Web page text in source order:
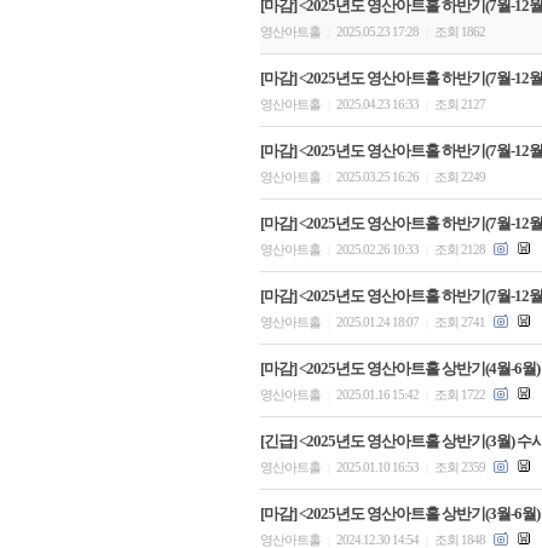
[마감] <2025년도 영산아트홀 하반기(7월-12
영산아트홀 2025.05.23 17:28 조회 1862
[마감] <2025년도 영산아트홀 하반기(7월-12
영산아트홀 2025.04.23 16:33 조회 2127
[마감] <2025년도 영산아트홀 하반기(7월-12
영산아트홀 2025.03.25 16:26 조회 2249
[마감] <2025년도 영산아트홀 하반기(7월-12
영산아트홀 2025.02.26 10:33 조회 2128
[마감] <2025년도 영산아트홀 하반기(7월-12
영산아트홀 2025.01.24 18:07 조회 2741
[마감] <2025년도 영산아트홀 상반기(4월-6월
영산아트홀 2025.01.16 15:42 조회 1722
[긴급] <2025년도 영산아트홀 상반기(3월) 수
영산아트홀 2025.01.10 16:53 조회 2359
[마감] <2025년도 영산아트홀 상반기(3월-6월
영산아트홀 2024.12.30 14:54 조회 1848